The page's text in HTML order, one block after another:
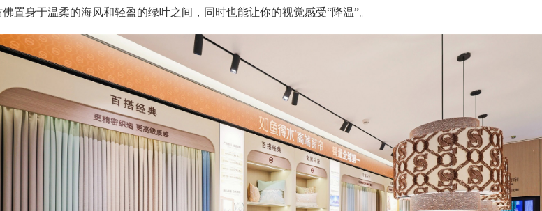
佛置身于温柔的海风和轻盈的绿叶之间，同时也能让你的视觉感受“降温”。